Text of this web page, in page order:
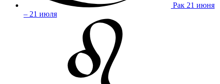
Рак 21 июня
– 21 июля